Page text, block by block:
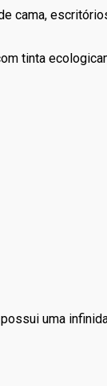
cama,
tinta
uma